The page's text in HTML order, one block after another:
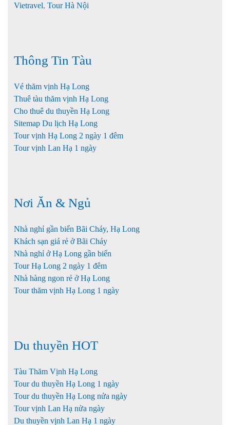
Vietravel, Tour Hà Nội
Thông Tin Tàu
Vé thăm vịnh Hạ Long
Thuê tàu thăm vịnh Hạ Long
Cho thuê du thuyền Hạ Long
Sitemap Du lịch Hạ Long
Tour vịnh Hạ Long 2 ngày 1 đêm
Tour vịnh Lan Hạ 1 ngày
Nơi Ăn & Ngủ
Nhà nghỉ gần biển Bãi Cháy, Hạ Long
Khách sạn giá rẻ ở Bãi Cháy
Nhà nghỉ ở Hạ Long gần biển
Tour Hạ Long 2 ngày 1 đêm
Nhà hàng ngon rẻ ở Hạ Long
Tour thăm vịnh Hạ Long 1 ngày
Du thuyền HOT
Tàu Thăm Vịnh Hạ Long
Tour du thuyền Hạ Long 1 ngày
Tour du thuyền Hạ Long nửa ngày
Tour vịnh Lan Hạ nửa ngày
Du thuyền vịnh Lan Hạ 1 ngày